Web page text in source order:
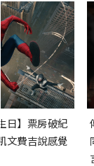
日】票房破紀
文費吉說感覺